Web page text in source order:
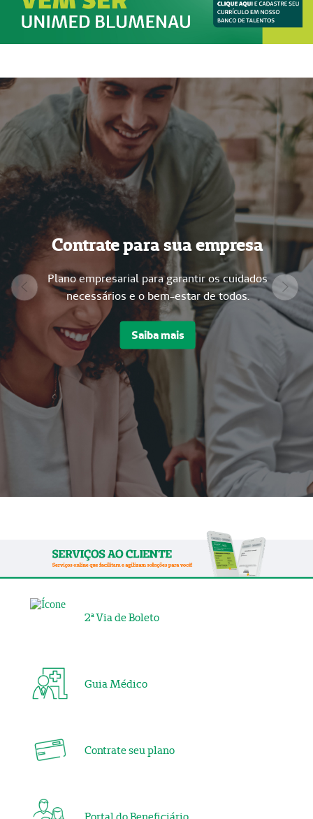
Contrate para sua empresa
Plano empresarial para garantir os cuidados
necessários e o bem-estar de todos.
Saiba mais
Previous Next
2ª Via de Boleto
Guia Médico
Contrate seu plano